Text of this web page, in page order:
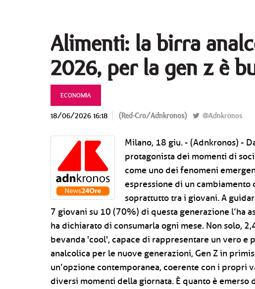
Alimenti: la birra
2026, per la gen z è
ECONOMIA
18/06/2026 16:18 (Red-Cro/Adnkronos) @Adnkronos
Milano, 18 giu. - (Adnkronos) -
protagonista dei momenti di
come uno dei fenomeni
espressione di un
soprattutto tra i giovani. A
7 giovani su 10 (70%) di questa generazione l’ha
ha dichiarato di consumarla ogni mese. Non solo,
bevanda 'cool', capace di rappresentare un vero e
analcolica per le nuove generazioni, Gen Z in
un’opzione contemporanea, coerente con i propri
diversi momenti della giornata. È quanto è emerso